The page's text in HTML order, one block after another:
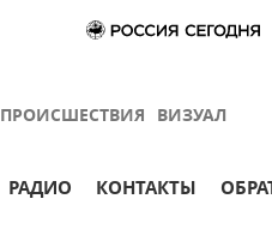
ПРОИСШЕСТВИЯ ВИЗУАЛ
РАДИО КОНТАКТЫ